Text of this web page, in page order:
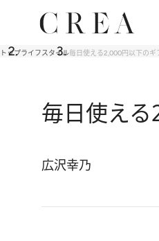
トップライフスタイル毎日使える2,000円以下のギ
毎日使え
広沢幸乃